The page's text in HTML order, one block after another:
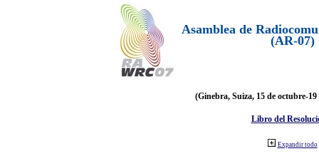
Asamblea de
(AR-07)
(Ginebra, Suiza, 15 de octubre-19
Libro del
Expandir todo